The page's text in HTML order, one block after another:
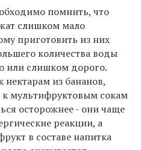
помнить, что
слишком мало
приготовить из них
количества воды
или слишком дорого.
нектарам из бананов,
мультифруктовым сокам
осторожнее - они чаще
реакции, а
в составе напитка